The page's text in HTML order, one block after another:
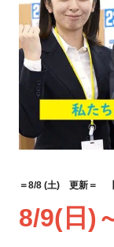
＝8/8 (土) 更新＝
8/9(日)